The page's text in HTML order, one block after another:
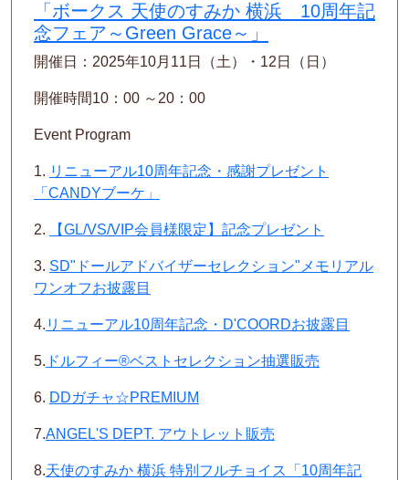
「ボークス 天使のすみか 横浜 10周年記
念フェア～ Green Grace～」
開催日： 2025年10月 11 日（土）・ 12 日（日）
開催時間10 ： 00 ～ 20 ： 00
Event Program
1. リニューアル10周年記念・感謝プレゼント
「 CANDYブーケ」
2. 【GL/VS/VIP会員様限定】記念プレゼント
3. SD" ドールアドバイザーセレクション"メモリアル
ワンオフお披露目
4. リニューアル10周年記念・ D'COORDお披露目
5. ドルフィー®ベストセレクション抽選販売
6. DDガチャ☆PREMIUM
7.ANGEL'S DEPT. アウトレット販売
8.天使のすみか 横浜 特別フルチョイス「 10周年記